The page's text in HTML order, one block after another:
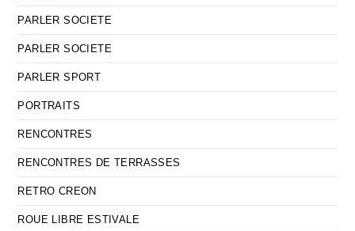
PARLER SOCIETE
PARLER SOCIETE
PARLER SPORT
PORTRAITS
RENCONTRES
RENCONTRES DE TERRASSES
RETRO CREON
ROUE LIBRE ESTIVALE